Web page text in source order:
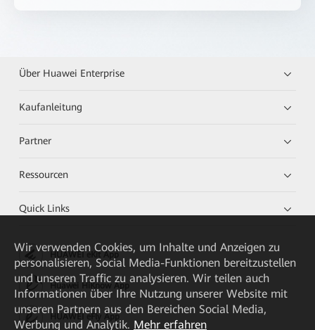
Über Huawei Enterprise
Kaufanleitung
Partner
Ressourcen
Quick Links
HUAWEI eKit App
Huawei HiKnow App
HUAWEI eFly App
Wir verwenden Cookies, um Inhalte und Anzeigen zu
personalisieren, Social Media-Funktionen bereitzustellen
und unseren Traffic zu analysieren. Wir teilen auch
Informationen über Ihre Nutzung unserer Website mit
unseren Partnern aus den Bereichen Social Media,
Werbung und Analytik. Mehr erfahren